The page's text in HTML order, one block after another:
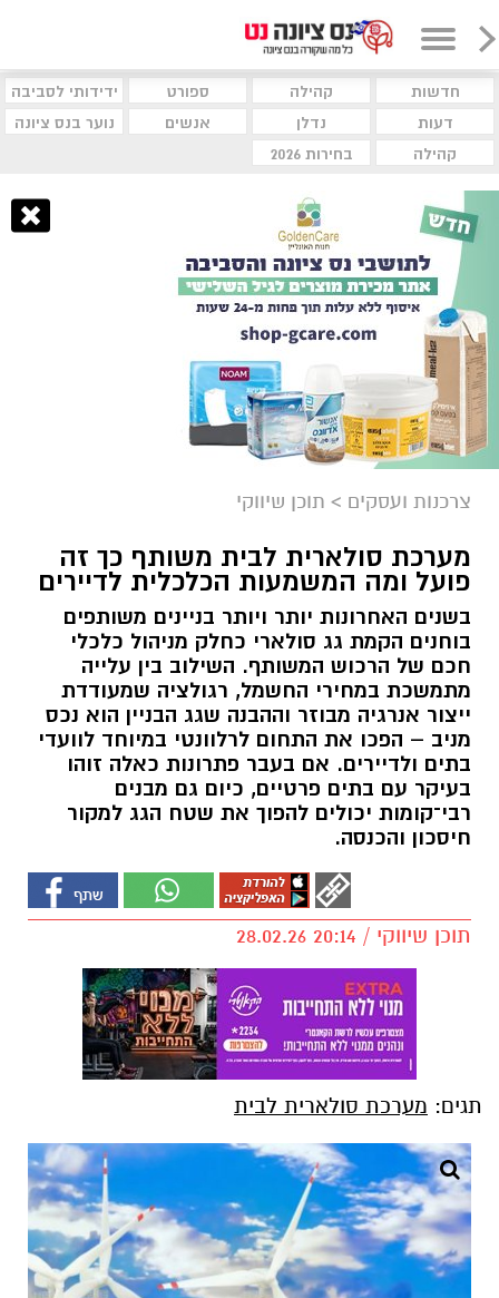
חדשות קהילה ספורט
ידידותי לסביבה
דעות
נדלן אנשים
נוער בנס ציונה
קהילה
בחירות 2026
צרכנות ועסקים > תוכן שיווקי
מערכת סולארית לבית משותף כך זה
פועל ומה המשמעות הכלכלית לדיירים
בשנים האחרונות יותר ויותר בניינים משותפים
בוחנים הקמת גג סולארי כחלק מניהול כלכלי
חכם של הרכוש המשותף. השילוב בין עלייה
מתמשכת במחירי החשמל, רגולציה שמעודדת
ייצור אנרגיה מבוזר וההבנה שגג הבניין הוא נכס
מניב – הפכו את התחום לרלוונטי במיוחד לוועדי
בתים ולדיירים. אם בעבר פתרונות כאלה זוהו
בעיקר עם בתים פרטיים, כיום גם מבנים
רבי־קומות יכולים להפוך את שטח הגג למקור
חיסכון והכנסה.
תוכן שיווקי / 20:14 28.02.26
תגים: מערכת סולארית לבית